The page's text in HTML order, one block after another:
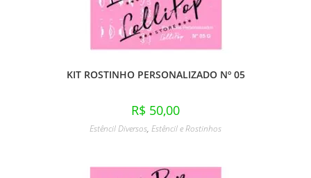
KIT ROSTINHO PERSONALIZADO Nº 05
R$ 50,00
Estêncil Diversos, Estêncil e Rostinhos